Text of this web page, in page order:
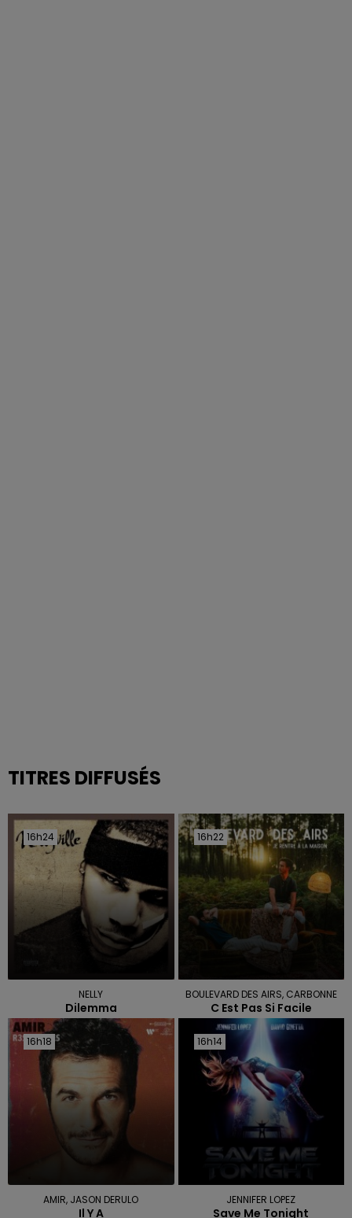
TITRES DIFFUSÉS
16h24
16h24
NELLY
Dilemma
16h22
16h22
BOULEVARD DES AIRS, CARBONNE
C Est Pas Si Facile
16h18
16h18
AMIR, JASON DERULO
Il Y A
16h14
16h14
JENNIFER LOPEZ
Save Me Tonight